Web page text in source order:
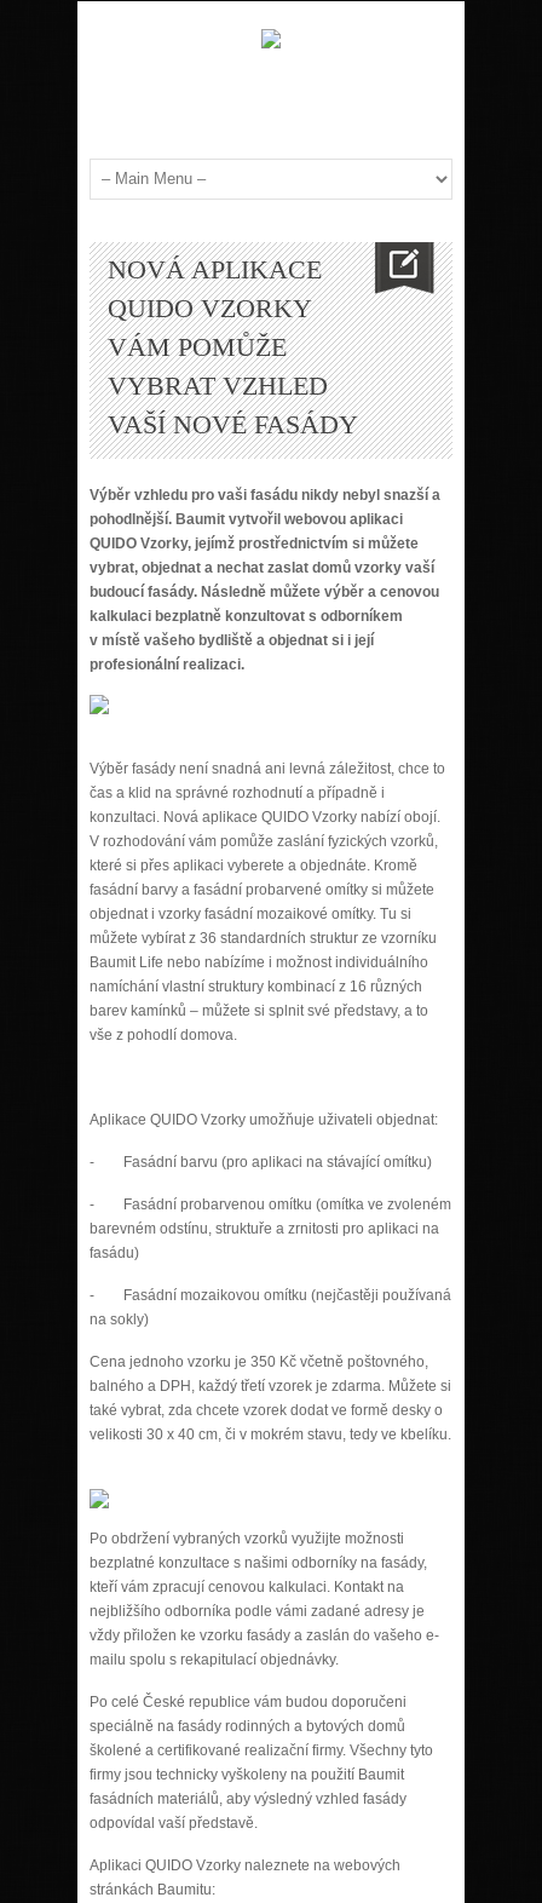
NOVÁ APLIKACE
QUIDO VZORKY
VÁM POMŮŽE
VYBRAT VZHLED
VAŠÍ NOVÉ FASÁDY
Výběr vzhledu pro vaši fasádu nikdy nebyl snazší a
pohodlnější. Baumit vytvořil webovou aplikaci
QUIDO Vzorky, jejímž prostřednictvím si můžete
vybrat, objednat a nechat zaslat domů vzorky vaší
budoucí fasády. Následně můžete výběr a cenovou
kalkulaci bezplatně konzultovat s odborníkem
v místě vašeho bydliště a objednat si i její
profesionální realizaci.
Výběr fasády není snadná ani levná záležitost, chce to
čas a klid na správné rozhodnutí a případně i
konzultaci. Nová aplikace QUIDO Vzorky nabízí obojí.
V rozhodování vám pomůže zaslání fyzických vzorků,
které si přes aplikaci vyberete a objednáte. Kromě
fasádní barvy a fasádní probarvené omítky si můžete
objednat i vzorky fasádní mozaikové omítky. Tu si
můžete vybírat z 36 standardních struktur ze vzorníku
Baumit Life nebo nabízíme i možnost individuálního
namíchání vlastní struktury kombinací z 16 různých
barev kamínků – můžete si splnit své představy, a to
vše z pohodlí domova.
Aplikace QUIDO Vzorky umožňuje uživateli objednat:
- Fasádní barvu (pro aplikaci na stávající omítku)
- Fasádní probarvenou omítku (omítka ve zvoleném
barevném odstínu, struktuře a zrnitosti pro aplikaci na
fasádu)
- Fasádní mozaikovou omítku (nejčastěji používaná
na sokly)
Cena jednoho vzorku je 350 Kč včetně poštovného,
balného a DPH, každý třetí vzorek je zdarma. Můžete si
také vybrat, zda chcete vzorek dodat ve formě desky o
velikosti 30 x 40 cm, či v mokrém stavu, tedy ve kbelíku.
Po obdržení vybraných vzorků využijte možnosti
bezplatné konzultace s našimi odborníky na fasády,
kteří vám zpracují cenovou kalkulaci. Kontakt na
nejbližšího odborníka podle vámi zadané adresy je
vždy přiložen ke vzorku fasády a zaslán do vašeho e-
mailu spolu s rekapitulací objednávky.
Po celé České republice vám budou doporučeni
speciálně na fasády rodinných a bytových domů
školené a certifikované realizační firmy. Všechny tyto
firmy jsou technicky vyškoleny na použití Baumit
fasádních materiálů, aby výsledný vzhled fasády
odpovídal vaší představě.
Aplikaci QUIDO Vzorky naleznete na webových
stránkách Baumitu: